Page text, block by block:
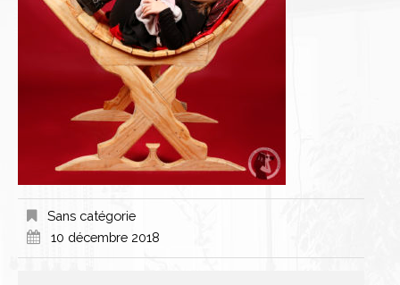
Sans catégorie
10 décembre 2018